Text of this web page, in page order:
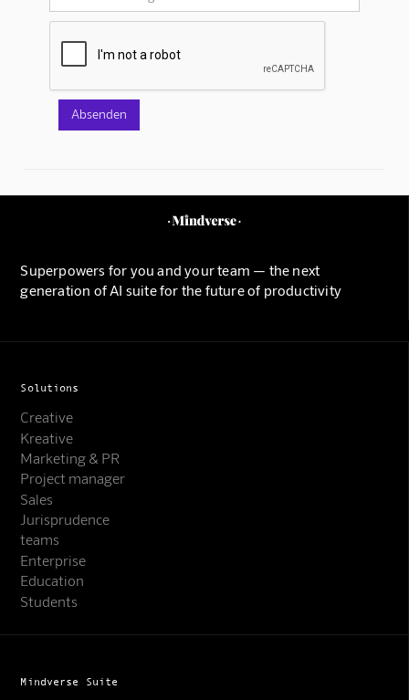
Superpowers for you and your team — the next
generation of AI suite for the future of productivity
Solutions
Creative
Kreative
Marketing & PR
Project manager
Sales
Jurisprudence
teams
Enterprise
Education
Students
Mindverse Suite